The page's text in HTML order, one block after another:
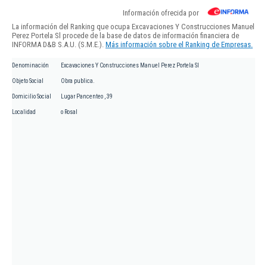
Información ofrecida por
La información del Ranking que ocupa Excavaciones Y Construcciones Manuel
Perez Portela Sl procede de la base de datos de información financiera de
INFORMA D&B S.A.U. (S.M.E.). Más información sobre el Ranking de Empresas.
Denominación Excavaciones Y Construcciones Manuel Perez Portela Sl
Objeto Social Obra publica.
Domicilio Social Lugar Pancenteo , 39
Localidad o Rosal